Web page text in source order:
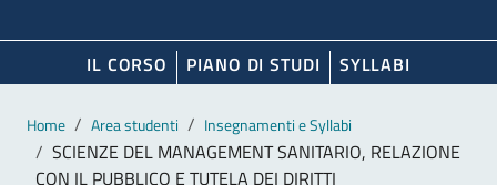
IL CORSO PIANO DI STUDI SYLLABI
Contenuto principale
Breadcrumb
Home Area studenti Insegnamenti e Syllabi
SCIENZE DEL MANAGEMENT SANITARIO, RELAZIONE
CON IL PUBBLICO E TUTELA DEI DIRITTI